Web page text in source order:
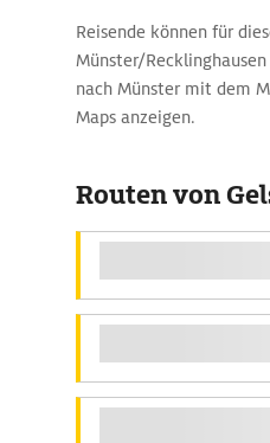
Reisende können für
Münster/
nach Münster mit dem
Maps anzeigen.
Routen von